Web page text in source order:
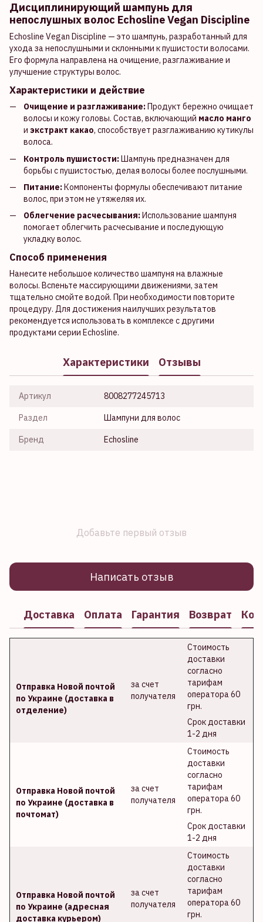
Дисциплинирующий шампунь для
непослушных волос Echosline Vegan Discipline
Echosline Vegan Discipline — это шампунь, разработанный для
ухода за непослушными и склонными к пушистости волосами.
Его формула направлена на очищение, разглаживание и
улучшение структуры волос.
Характеристики и действие
Очищение и разглаживание:Продукт бережно очищает
волосы и кожу головы. Состав, включающий масло манго
и экстракт какао, способствует разглаживанию кутикулы
волоса.
Контроль пушистости:Шампунь предназначен для
борьбы с пушистостью, делая волосы более послушными.
Питание:Компоненты формулы обеспечивают питание
волос, при этом не утяжеляя их.
Облегчение расчесывания: Использование шампуня
помогает облегчить расчесывание и последующую
укладку волос.
Способ применения
Нанесите небольшое количество шампуня на влажные
волосы. Вспеньте массирующими движениями, затем
тщательно смойте водой. При необходимости повторите
процедуру. Для достижения наилучших результатов
рекомендуется использовать в комплексе с другими
продуктами серии Echosline.
Характеристики Отзывы
Артикул 8008277245713
Раздел Шампуни для волос
Бренд Echosline
Добавьте первый отзыв
Написать отзыв
Доставка Оплата Гарантия Возврат
Отправка Новой почтой
по Украине (доставка в
отделение)
за счет
получателя
Стоимость
доставки
согласно
тарифам
оператора 60
грн.
Срок доставки
1-2 дня
Отправка Новой почтой
по Украине (доставка в
почтомат)
за счет
получателя
Стоимость
доставки
согласно
тарифам
оператора 60
грн.
Срок доставки
1-2 дня
Отправка Новой почтой
по Украине (адресная
доставка курьером)
за счет
получателя
Стоимость
доставки
согласно
тарифам
оператора 60
грн.